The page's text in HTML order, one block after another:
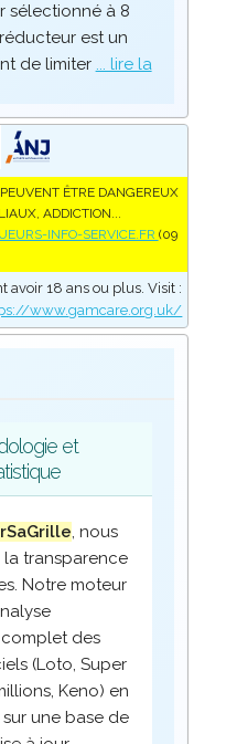
sélectionné à 8
est un
de limiter ... lire la
ÊTRE DANGEREUX
ADDICTION...
INFO-SERVICE.FR (09
avoir 18 ans ou plus. Visit :
www.gamcare.org.uk/
et
, nous
transparence
Notre moteur
des
(Loto, Super
Keno) en
une base de